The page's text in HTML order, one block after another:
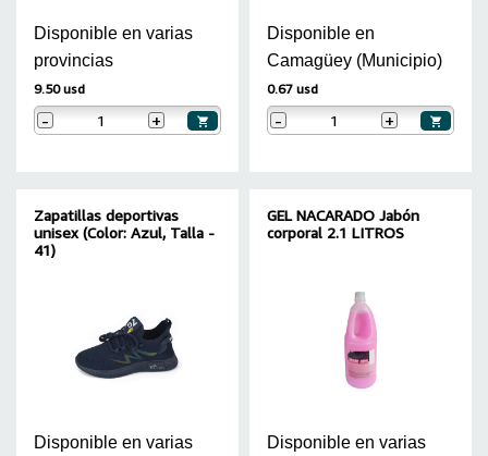
Disponible en varias
provincias
9.50 usd
- +
Disponible en
Camagüey (Municipio)
0.67 usd
- +
Zapatillas deportivas
unisex (Color: Azul, Talla -
41)
Disponible en varias
GEL NACARADO Jabón
corporal 2.1 LITROS
Disponible en varias